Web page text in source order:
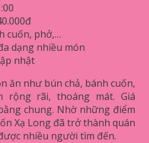
cuốn, phở,…
dạng nhiều món
nhật
ăn như bún chả, bánh cuốn,
rộng rãi, thoáng mát. Giá
chung. Nhờ những điểm
Xạ Long đã trở thành quán
nhiều người tìm đến.